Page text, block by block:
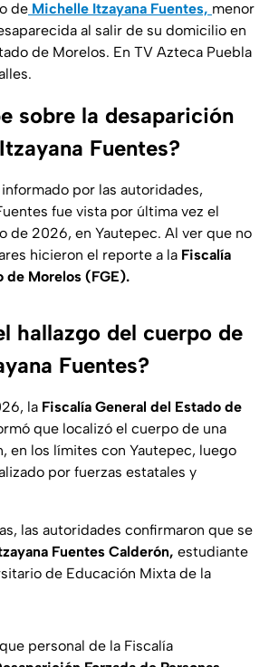
de Michelle Itzayana Fuentes, menor
al salir de su domicilio en
de Morelos. En TV Azteca Puebla
sobre la desaparición
Fuentes?
por las autoridades,
fue vista por última vez el
de 2026, en Yautepec. Al ver que no
hicieron el reporte a la Fiscalía
de Morelos (FGE).
hallazgo del cuerpo de
Fuentes?
la Fiscalía General del Estado de
que localizó el cuerpo de una
en los límites con Yautepec, luego
por fuerzas estatales y
las autoridades confirmaron que se
Fuentes Calderón, estudiante
de Educación Mixta de la
personal de la Fiscalía